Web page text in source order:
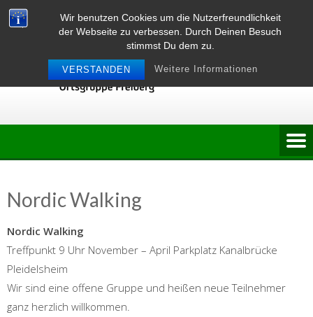
Wir benutzen Cookies um die Nutzerfreundlichkeit
der Webseite zu verbessen. Durch Deinen Besuch
stimmst Du dem zu.
VERSTANDEN Weitere Informationen
Skip
to
Nordic Walking
Nordic Walking
Treffpunkt 9 Uhr November – April Parkplatz Kanalbrücke
Pleidelsheim
Wir sind eine offene Gruppe und heißen neue Teilnehmer
ganz herzlich willkommen.